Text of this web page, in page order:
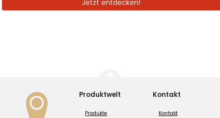
Jetzt entdecken!
Produktwelt
Produkte
Kontakt
Kontakt